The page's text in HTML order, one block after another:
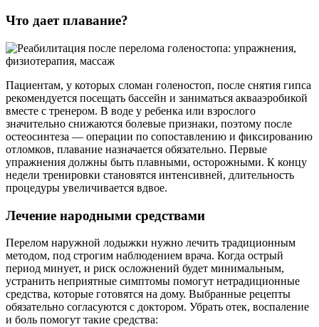
Что дает плавание?
Пациентам, у которых сломан голеностоп, после снятия гипса
рекомендуется посещать бассейн и заниматься аквааэробикой
вместе с тренером. В воде у ребенка или взрослого
значительно снижаются болевые признаки, поэтому после
остеосинтеза — операции по сопоставлению и фиксированию
отломков, плавание назначается обязательно. Первые
упражнения должны быть плавными, осторожными. К концу
недели тренировки становятся интенсивней, длительность
процедуры увеличивается вдвое.
Лечение народными средствами
Перелом наружной лодыжки нужно лечить традиционным
методом, под строгим наблюдением врача. Когда острый
период минует, и риск осложнений будет минимальным,
устранить неприятные симптомы помогут нетрадиционные
средства, которые готовятся на дому. Выбранные рецепты
обязательно согласуются с доктором. Убрать отек, воспаление
и боль помогут такие средства: